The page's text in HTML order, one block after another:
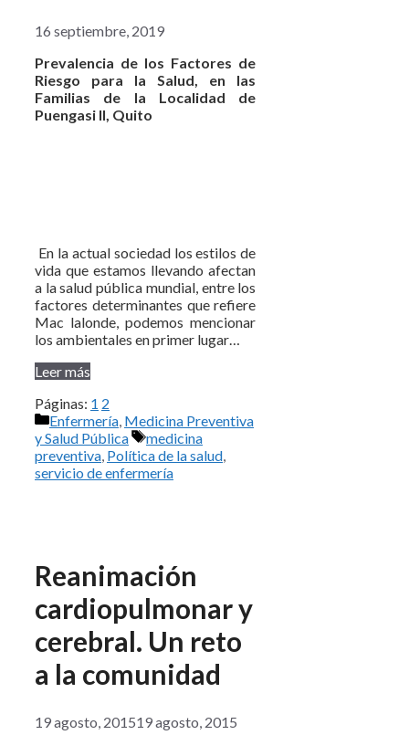
16 septiembre, 2019
Prevalencia de los Factores de
Riesgo para la Salud, en las
Familias de la Localidad de
Puengasi II, Quito
En la actual sociedad los estilos de
vida que estamos llevando afectan
a la salud pública mundial, entre los
factores determinantes que refiere
Mac lalonde, podemos mencionar
los ambientales en primer lugar…
Leer más
Páginas: 1 2
Categorías
Enfermería Medicina Preventiva
y Salud Pública
Etiquetas
medicina
preventiva Política de la salud
servicio de enfermería
Reanimación
cardiopulmonar y
cerebral. Un reto
a la comunidad
19 agosto, 201519 agosto, 2015